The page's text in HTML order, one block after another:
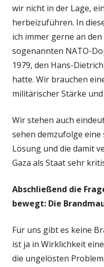
wir nicht in der Lage,
herbeizuführen. In
ich immer gerne an
sogenannten NATO-
1979, den Hans-
hatte. Wir brauchen
militärischer Stärke
Wir stehen auch
sehen demzufolge
Lösung und die damit
Gaza als Staat sehr
Abschließend die
bewegt: Die
Für uns gibt es keine
ist ja in Wirklichkeit
die ungelösten